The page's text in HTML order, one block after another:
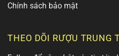
Chính sách bảo mật
THEO DÕI RƯỢU TRUNG